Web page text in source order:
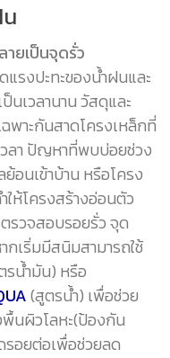
ยเป็นจุดรั่ว
รงปะทะของน้ำฝนและ
นเวลานาน วัสดุและ
พาะกันสาดโครงเหล็กที่
ลา ปัญหาที่พบบ่อยช่วง
อนเข้าบ้าน หรือโครง
ห้โครงสร้างอ่อนตัว
รวจสอบรอยรั่ว จุด
เริ่มมีสนิมสามารถใช้
รน้ำมัน) หรือ
(สูตรน้ำ) เพื่อช่วย
นผิวโลหะ(ป้องกัน
รอยต่อเพื่อช่วยลด